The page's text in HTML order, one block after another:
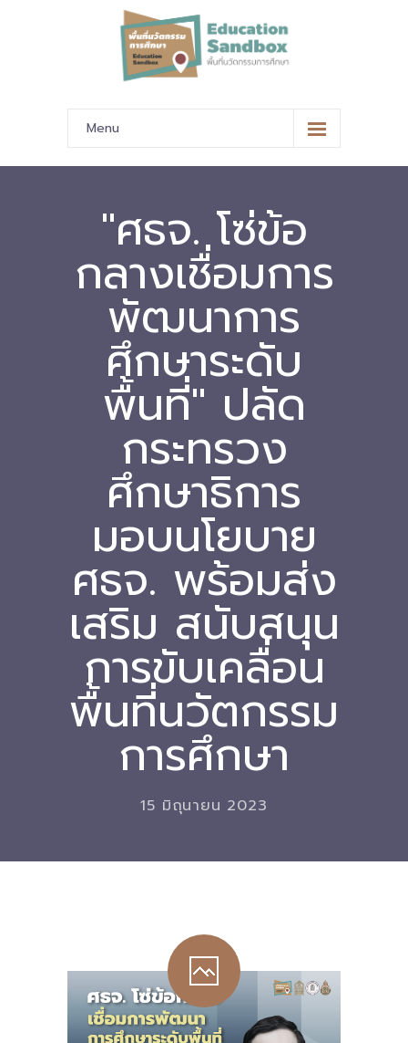
Menu
หน้าหลัก
-- มาตรฐานข้อมูลและมาตรฐานการแลกเปลี่ยนข้อมูล
-- สถานศึกษานำร่อง
-- EdusandboxGM
-- วีดิทัศน์นำเสนอสถานศึกษานำร่อง
-- ปฏิทินการขับเคลื่อนพื้นที่นวัตกรรมการศึกษา
Download
-- หนังสือและเอกสาร
-- กฎหมาย
---- เจตนารมณ์ของ พ.ร.บ.
---- พ.ร.บ. และอนุบัญญัติ
---- พ.ร.ฎ. ขยายเวลาใช้บังคับ พ.ร.บ.พื้นที่นวัตกรรมการ
ศึกษา พ.ศ. 252 พ.ศ. 2569
---- รายงานการประเมินผลสัมฤทธิ์ พ.ร.บ.พื้นที่นวัตกรรม
การศึกษา พ.ศ. 2562
---- รับฟังความคิดเห็นร่าง พ.ร.ฎ. ฯ
---- ปีการศึกษา 2564
---- ปีการศึกษา 2565
---- ปีการศึกษา 2567
"ศธจ. โซ่ข้อ
กลางเชื่อมการ
พัฒนาการ
ศึกษาระดับ
พื้นที่" ปลัด
กระทรวง
ศึกษาธิการ
มอบนโยบาย
ศธจ. พร้อมส่ง
เสริม สนับสนุน
การขับเคลื่อน
พื้นที่นวัตกรรม
การศึกษา
15 มิถุนายน 2023